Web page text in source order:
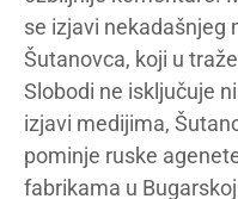
se izjavi nekadašnjeg
Šutanovca, koji u
Slobodi ne isključuje
izjavi medijima,
pominje ruske
fabrikama u